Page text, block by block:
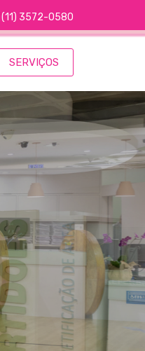
(11) 3572-0580
SERVIÇOS